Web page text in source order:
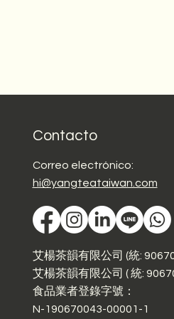
Contacto
Correo electrónico:
hi@yangteataiwan.com
艾楊茶韻有限公司 (統:
艾楊茶韻有限公司 ( 統:
食品業者登錄字號：
N-190670043-00001-1